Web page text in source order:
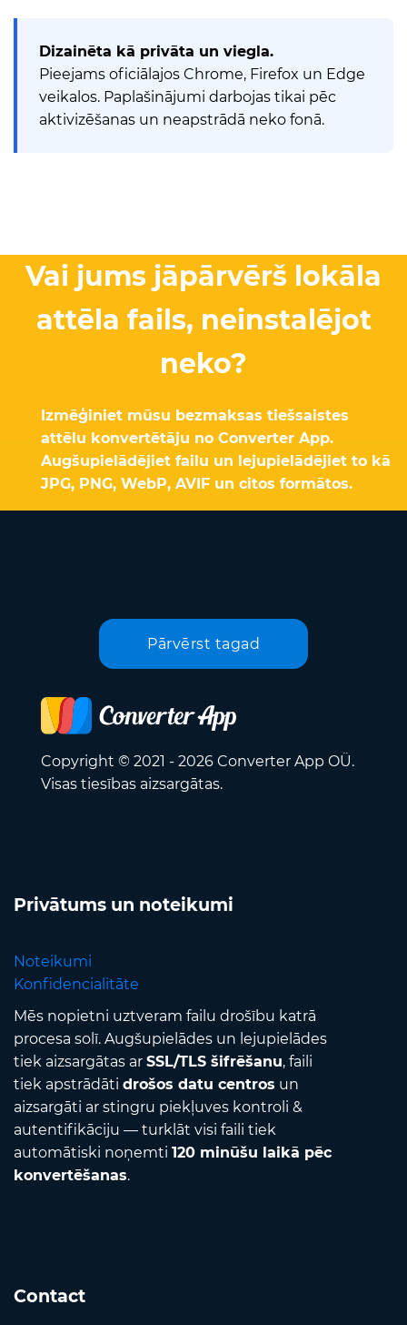
Dizainēta kā privāta un viegla.
Pieejams oficiālajos Chrome, Firefox un Edge
veikalos. Paplašinājumi darbojas tikai pēc
aktivizēšanas un neapstrādā neko fonā.
Vai jums jāpārvērš lokāla
attēla fails, neinstalējot
neko?
Izmēģiniet mūsu bezmaksas tiešsaistes
attēlu konvertētāju no Converter App.
Augšupielādējiet failu un lejupielādējiet to kā
JPG, PNG, WebP, AVIF un citos formātos.
Pārvērst tagad
Copyright © 2021 - 2026 Converter App OÜ.
Visas tiesības aizsargātas.
Privātums un noteikumi
Noteikumi
Konfidencialitāte
Mēs nopietni uztveram failu drošību katrā
procesa solī. Augšupielādes un lejupielādes
tiek aizsargātas ar SSL/TLS šifrēšanu, faili
tiek apstrādāti drošos datu centros un
aizsargāti ar stingru piekļuves kontroli &
autentifikāciju — turklāt visi faili tiek
automātiski noņemti 120 minūšu laikā pēc
konvertēšanas.
Contact